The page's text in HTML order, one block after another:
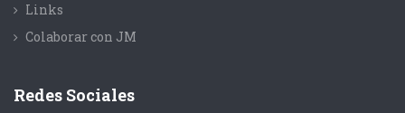
Links
Colaborar con JM
Redes Sociales